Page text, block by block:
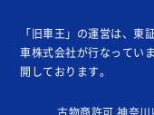
「旧車王」の運営は、
車株式会社が行なってい
開しております。